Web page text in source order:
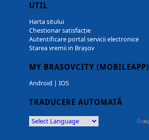
UTIL
Harta sitului
Chestionar satisfacție
Autentificare portal servicii electronice
Starea vremii in Brașov
MY BRASOVCITY (MOBILEAPP)
Android | IOS
TRADUCERE AUTOMATĂ